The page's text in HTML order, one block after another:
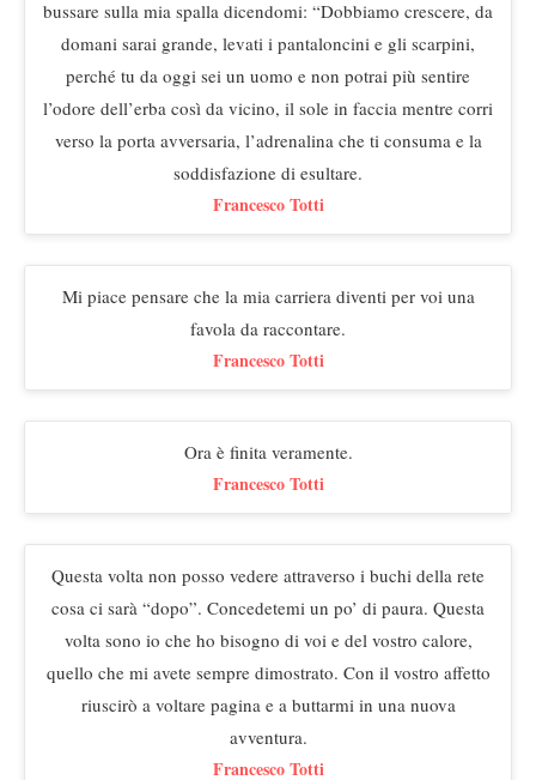
bussare sulla mia spalla dicendomi: “Dobbiamo crescere, da
domani sarai grande, levati i pantaloncini e gli scarpini,
perché tu da oggi sei un uomo e non potrai più sentire
l’odore dell’erba così da vicino, il sole in faccia mentre corri
verso la porta avversaria, l’adrenalina che ti consuma e la
soddisfazione di esultare.
Francesco Totti
Mi piace pensare che la mia carriera diventi per voi una
favola da raccontare.
Francesco Totti
Ora è finita veramente.
Francesco Totti
Questa volta non posso vedere attraverso i buchi della rete
cosa ci sarà “dopo”. Concedetemi un po’ di paura. Questa
volta sono io che ho bisogno di voi e del vostro calore,
quello che mi avete sempre dimostrato. Con il vostro affetto
riuscirò a voltare pagina e a buttarmi in una nuova
avventura.
Francesco Totti